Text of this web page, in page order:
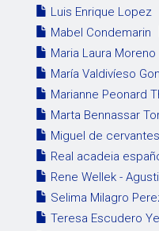
Luis Enrique Lopez
Mabel Condemarin
Maria Laura Moreno
María Valdivíeso
Marianne Peonard
Marta Bennassar
Miguel de cervantes
Real acadeia
Rene Wellek -
Selima Milagro
Teresa Escudero